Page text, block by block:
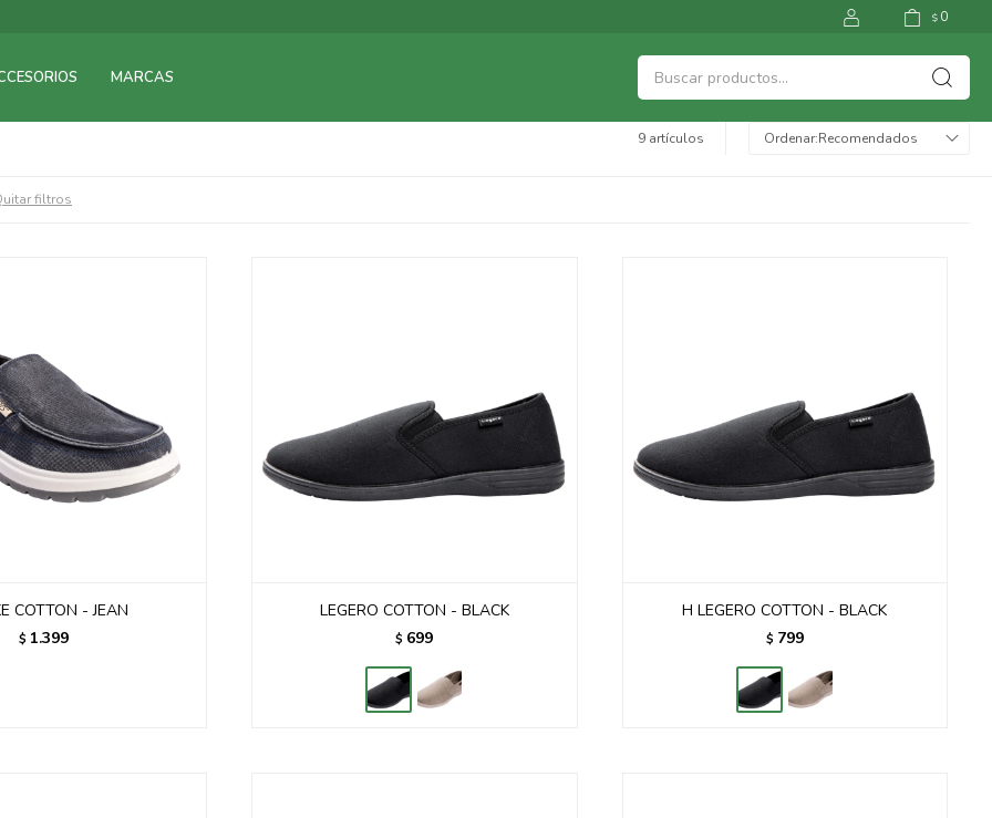
MARCAS
$ 0
9 artículos Recomendados
filtros
COTTON - JEAN
$ 1.399
LEGERO COTTON - BLACK
$ 699
H LEGERO COTTON - BLACK
$ 799